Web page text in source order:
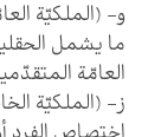
و- (الملكيّة
ما يشمل
العامّة
ز- (الملكيّة